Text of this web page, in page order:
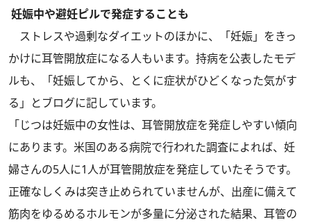
妊娠中や避妊ピルで発症することも
ストレスや過剰なダイエットのほかに、「妊娠」をきっ
かけに耳管開放症になる人もいます。持病を公表したモデ
ルも、「妊娠してから、とくに症状がひどくなった気がす
る」とブログに記しています。
「じつは妊娠中の女性は、耳管開放症を発症しやすい傾向
にあります。米国のある病院で行われた調査によれば、妊
婦さんの5人に1人が耳管開放症を発症していたそうです。
正確なしくみは突き止められていませんが、出産に備えて
筋肉をゆるめるホルモンが多量に分泌された結果、耳管の